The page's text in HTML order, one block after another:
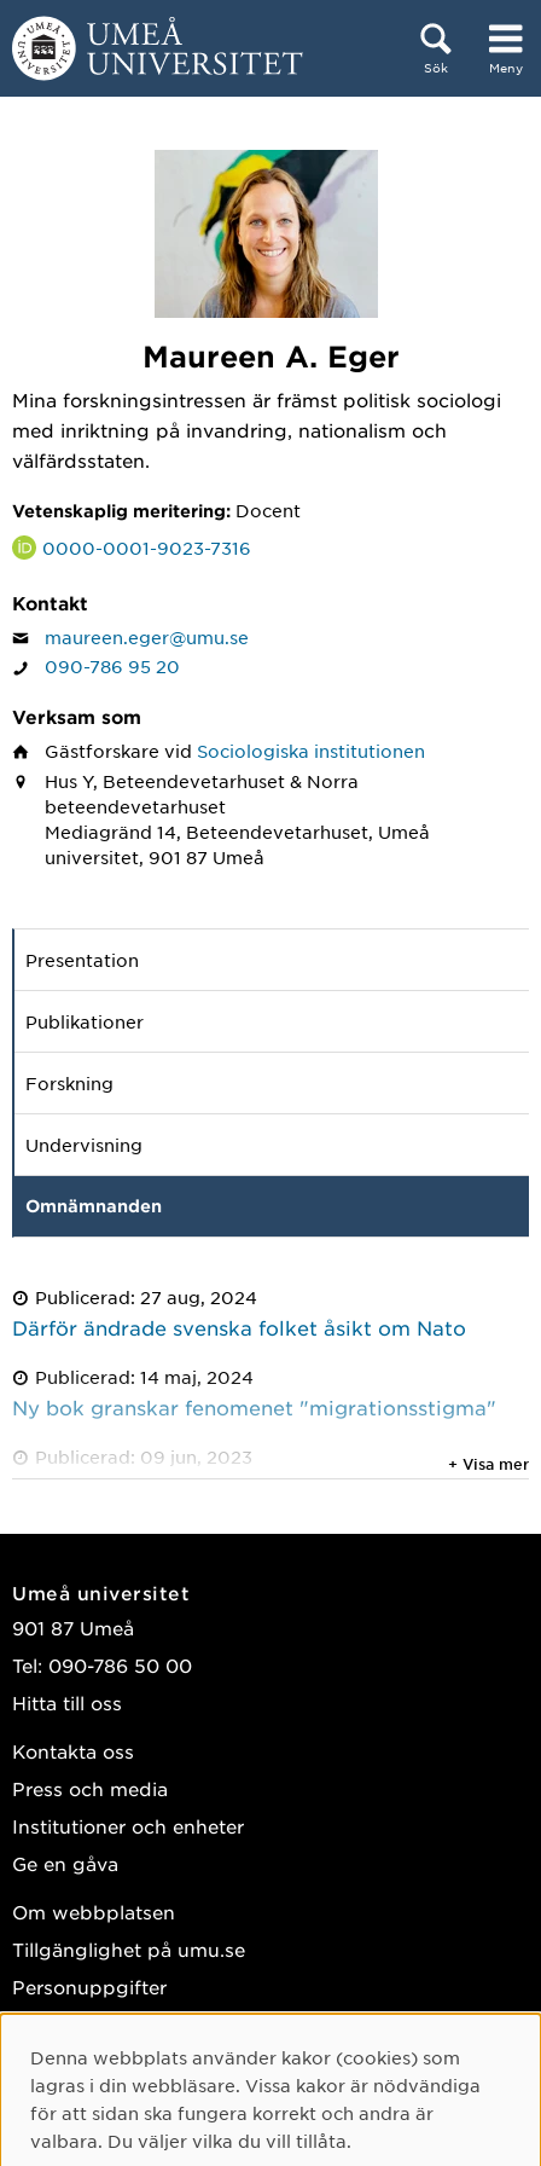
Hoppa direkt till innehållet
Sök Meny
Maureen A. Eger
Mina forskningsintressen är främst politisk sociologi
med inriktning på invandring, nationalism och
välfärdsstaten.
Vetenskaplig meritering: Docent
0000-0001-9023-7316
Kontakt
maureen.eger@umu.se
090-786 95 20
Verksam som
Gästforskare vid Sociologiska institutionen
Hus Y, Beteendevetarhuset & Norra
beteendevetarhuset
Mediagränd 14, Beteendevetarhuset, Umeå
universitet, 901 87 Umeå
Presentation
Publikationer
Forskning
Undervisning
Omnämnanden
Publicerad: 27 aug, 2024
Därför ändrade svenska folket åsikt om Nato
Publicerad: 14 maj, 2024
Ny bok granskar fenomenet "migrationsstigma"
Publicerad: 09 jun, 2023
Ökad akademisk stress hos studenter på grund av
+ Visa mer
Umeå universitet
901 87 Umeå
Tel: 090-786 50 00
Hitta till oss
Kontakta oss
Press och media
Institutioner och enheter
Ge en gåva
Om webbplatsen
Tillgänglighet på umu.se
Personuppgifter
Instagram
TikTok
Cookie-samtycke
Denna webbplats använder kakor (cookies) som
lagras i din webbläsare. Vissa kakor är nödvändiga
för att sidan ska fungera korrekt och andra är
valbara. Du väljer vilka du vill tillåta.